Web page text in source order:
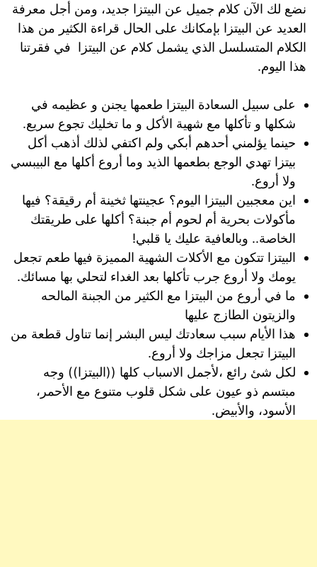
نضع لك الآن كلام جميل عن البيتزا جديد، ومن أجل معرفة
العديد عن البيتزا بإمكانك على الحال قراءة الكثير من هذا
الكلام المتسلسل الذي يشمل كلام عن البيتزا في فقرتنا
هذا اليوم.
على سبيل السعادة البيتزا طعمها يجنن و عظيمه في
شكلها و تأكلها مع شهية الأكل و ما تخليك تجوع سريع.
حينما يؤلمني أحدهم أبكي ولم اكتفي لذلك أذهب أكل
بيتزا تهدي الوجع بطعمها الذيد وما أروع أكلها مع البيبسي
ولا أروع.
اين معجبين البيتزا اليوم؟ عجينتها ثخينة أم رقيقة؟ فيها
مأكولات بحرية أم لحوم أم جبنة؟ أكلها على طريقتك
الخاصة.. وبالعافية عليك يا قلبي!
البيتزا تتكون مع الأكلات الشهية المميزة فيها طعم تجعل
يومك ولا أروع جرب تأكلها بعد الغداء لتحلي بها مسائك.
ما في أروع من البيتزا مع الكثير من الجبنة المالحه
والزيتون الطازج عليها
هذا الأيام سبب سعادتك ليس البشر إنما تناول قطعة من
البيتزا تجعل مزاجك ولا أروع.
لكل شئ رائع ،لأجمل الاسباب كلها ((البيتزا)) وجه
مبتسم ذو عيون على شكل قلوب متنوع مع الأحمر،
الأسود، والأبيض.